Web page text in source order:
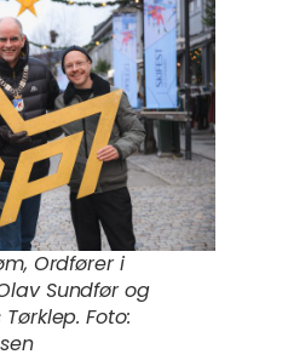
Ordfører i
Sundfør og
Foto: